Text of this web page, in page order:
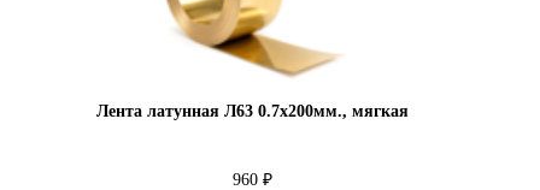
Лента латунная Л63 0.7х200мм., мягкая
960 ₽